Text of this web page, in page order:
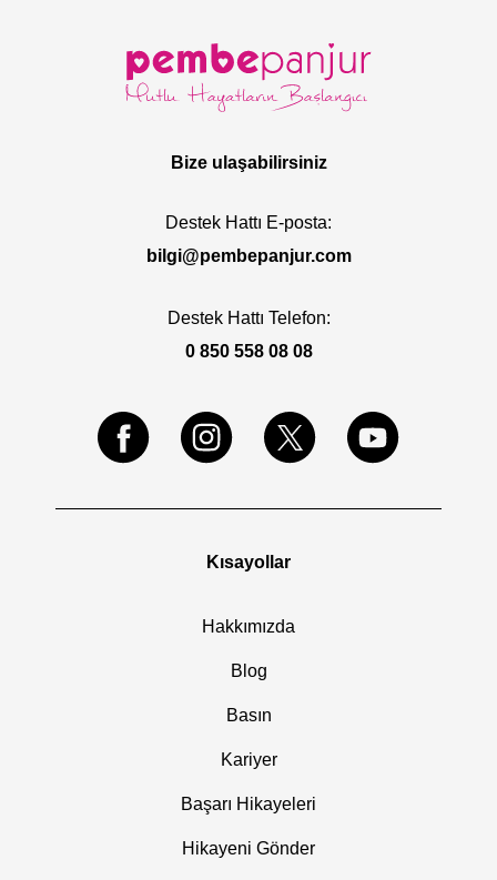
Bize ulaşabilirsiniz
Destek Hattı E-posta:
bilgi@pembepanjur.com
Destek Hattı Telefon:
0 850 558 08 08
Kısayollar
Hakkımızda
Blog
Basın
Kariyer
Başarı Hikayeleri
Hikayeni Gönder